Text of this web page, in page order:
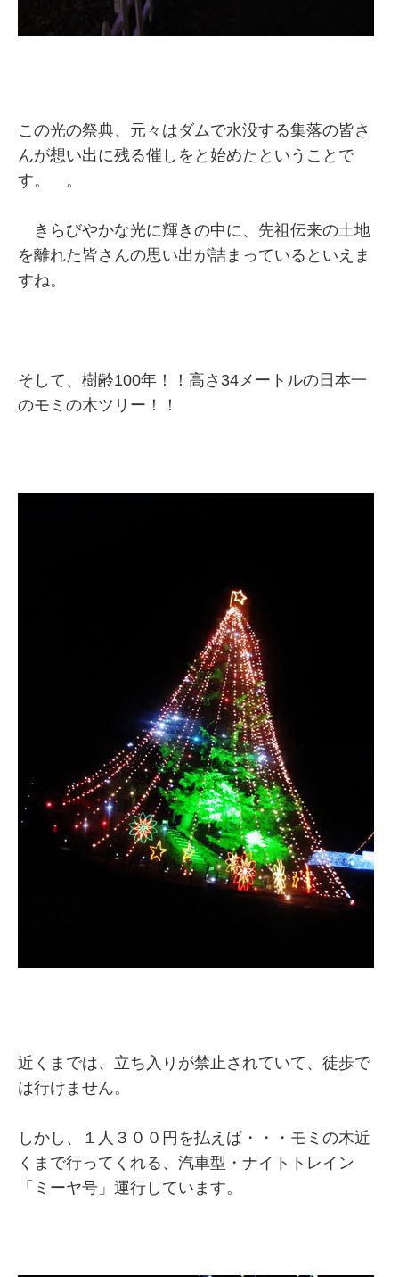
この光の祭典、元々はダムで水没する集落の皆さ
んが想い出に残る催しをと始めたということで
す。 。
きらびやかな光に輝きの中に、先祖伝来の土地
を離れた皆さんの思い出が詰まっているといえま
すね。
そして、樹齢100年！！高さ34メートルの日本一
のモミの木ツリー！！
近くまでは、立ち入りが禁止されていて、徒歩で
は行けません。
しかし、１人３００円を払えば・・・モミの木近
くまで行ってくれる、汽車型・ナイトトレイン
「ミーヤ号」運行しています。